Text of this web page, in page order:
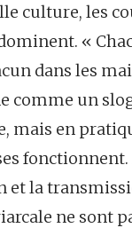
culture, les
«
dans les
comme un
mais en
fonctionnent.
et la
ne sont